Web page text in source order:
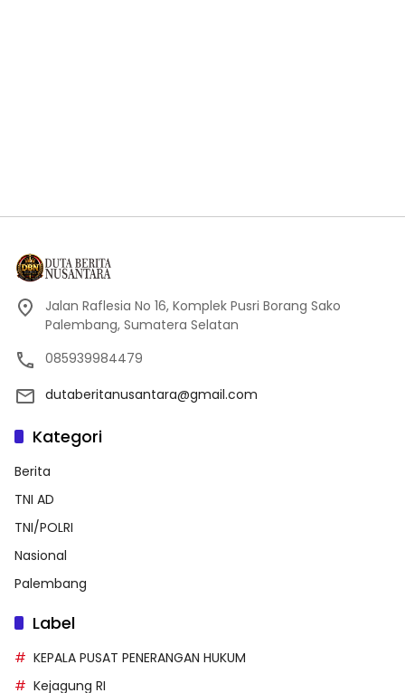
Jalan Raflesia No 16, Komplek Pusri Borang Sako
Palembang, Sumatera Selatan
085939984479
dutaberitanusantara@gmail.com
Kategori
Berita
TNI AD
TNI/POLRI
Nasional
Palembang
Label
KEPALA PUSAT PENERANGAN HUKUM
Kejagung RI